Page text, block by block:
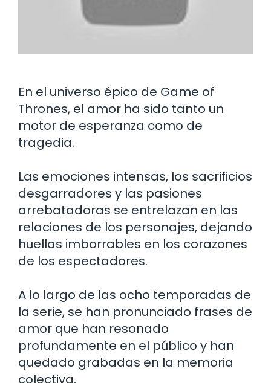
En el universo épico de Game of
Thrones, el amor ha sido tanto un
motor de esperanza como de
tragedia.
Las emociones intensas, los sacrificios
desgarradores y las pasiones
arrebatadoras se entrelazan en las
relaciones de los personajes, dejando
huellas imborrables en los corazones
de los espectadores.
A lo largo de las ocho temporadas de
la serie, se han pronunciado frases de
amor que han resonado
profundamente en el público y han
quedado grabadas en la memoria
colectiva.